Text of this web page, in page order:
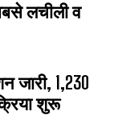
लचीली व
जारी, 1,230
शुरू